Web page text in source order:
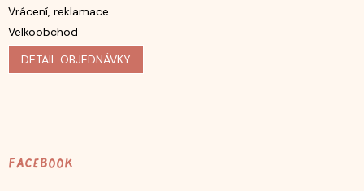
Vrácení, reklamace
Velkoobchod
DETAIL OBJEDNÁVKY
Facebook